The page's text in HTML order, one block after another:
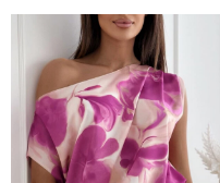
producto
tiene
múltiples
variantes.
Las